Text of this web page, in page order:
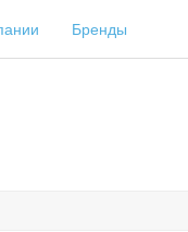
Бренды